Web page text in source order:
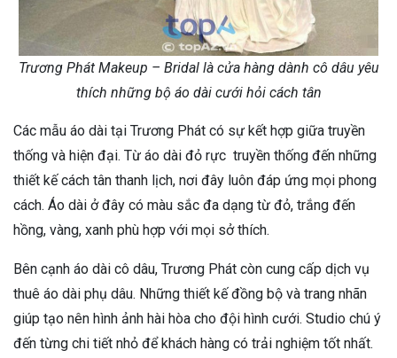
Trương Phát Makeup – Bridal là cửa hàng dành cô dâu yêu
thích những bộ áo dài cưới hỏi cách tân
Các mẫu áo dài tại Trương Phát có sự kết hợp giữa truyền
thống và hiện đại. Từ áo dài đỏ rực truyền thống đến những
thiết kế cách tân thanh lịch, nơi đây luôn đáp ứng mọi phong
cách. Áo dài ở đây có màu sắc đa dạng từ đỏ, trắng đến
hồng, vàng, xanh phù hợp với mọi sở thích.
Bên cạnh áo dài cô dâu, Trương Phát còn cung cấp dịch vụ
thuê áo dài phụ dâu. Những thiết kế đồng bộ và trang nhãn
giúp tạo nên hình ảnh hài hòa cho đội hình cưới. Studio chú ý
đến từng chi tiết nhỏ để khách hàng có trải nghiệm tốt nhất.